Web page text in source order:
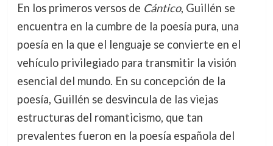
En los primeros versos de Cántico, Guillén se
encuentra en la cumbre de la poesía pura, una
poesía en la que el lenguaje se convierte en el
vehículo privilegiado para transmitir la visión
esencial del mundo. En su concepción de la
poesía, Guillén se desvincula de las viejas
estructuras del romanticismo, que tan
prevalentes fueron en la poesía española del